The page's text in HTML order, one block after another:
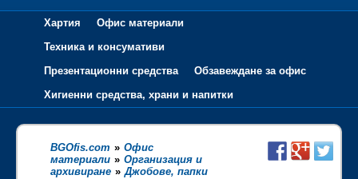
Хартия
Офис материали
Техника и консумативи
Презентационни средства
Обзавеждане за офис
Хигиенни средства, храни и напитки
BGOfis.com » Офис
материали » Организация и
архивиране » Джобове, папки